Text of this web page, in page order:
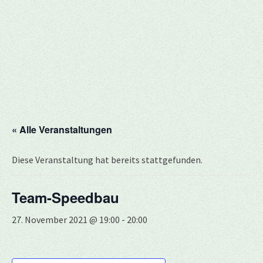
« Alle Veranstaltungen
Diese Veranstaltung hat bereits stattgefunden.
Team-Speedbau
27. November 2021 @ 19:00 - 20:00